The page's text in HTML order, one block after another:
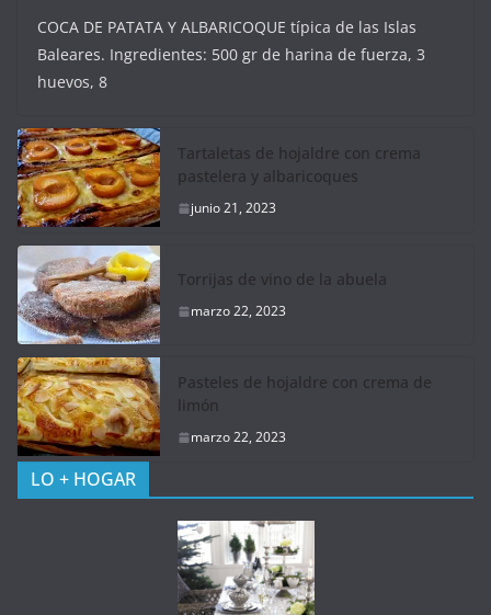
COCA DE PATATA Y ALBARICOQUE típica de las Islas
Baleares. Ingredientes: 500 gr de harina de fuerza, 3
huevos, 8
Tartaletas de hojaldre con crema
pastelera y albaricoques
junio 21, 2023
Torrijas de vino de la abuela
marzo 22, 2023
Pasteles de hojaldre con crema de
limón
marzo 22, 2023
LO + HOGAR